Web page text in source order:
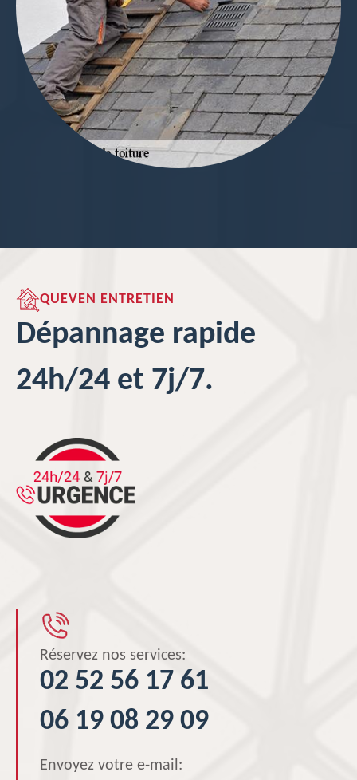
QUEVEN ENTRETIEN
Dépannage rapide
24h/24 et 7j/7.
Réservez nos services:
02 52 56 17 61
06 19 08 29 09
Envoyez votre e-mail: